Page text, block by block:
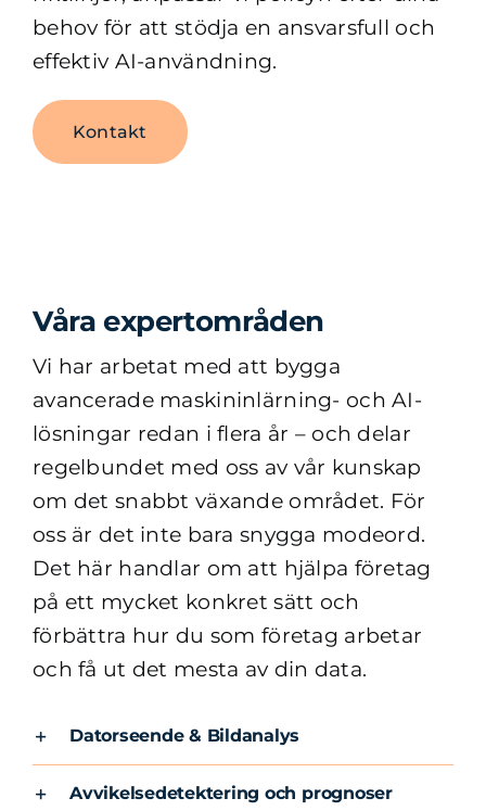
behov för att stödja en ansvarsfull och
effektiv AI-användning.
Kontakt
Våra expertområden
Vi har arbetat med att bygga
avancerade maskininlärning- och AI-
lösningar redan i flera år – och delar
regelbundet med oss ​​av vår kunskap
om det snabbt växande området. För
oss är det inte bara snygga modeord.
Det här handlar om att hjälpa företag
på ett mycket konkret sätt och
förbättra hur du som företag arbetar
och få ut det mesta av din data.
Datorseende & Bildanalys
Avvikelsedetektering och prognoser